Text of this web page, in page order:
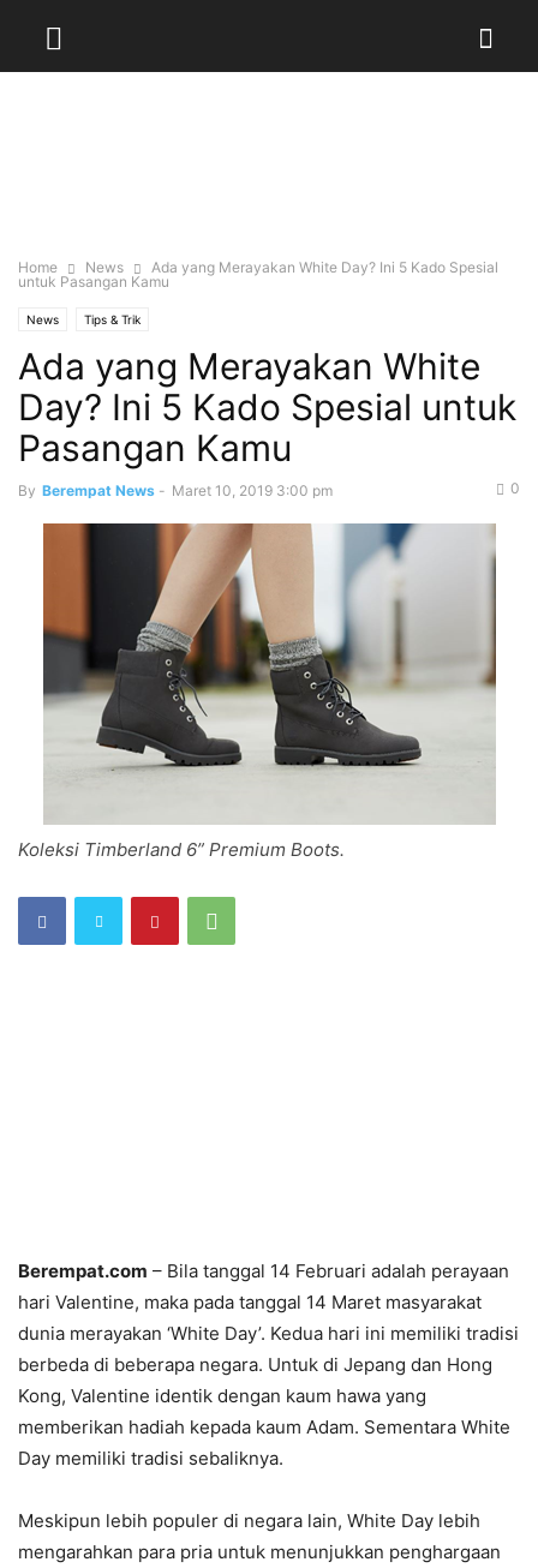
Home News
Ada yang Merayakan White Day? Ini 5 Kado Spesial
untuk Pasangan Kamu
News Tips & Trik
Ada yang Merayakan White
Day? Ini 5 Kado Spesial untuk
Pasangan Kamu
By Berempat News - Maret 10, 2019 3:00 pm 0
Koleksi Timberland 6” Premium Boots.
Berempat.com – Bila tanggal 14 Februari adalah perayaan
hari Valentine, maka pada tanggal 14 Maret masyarakat
dunia merayakan ‘White Day’. Kedua hari ini memiliki tradisi
berbeda di beberapa negara. Untuk di Jepang dan Hong
Kong, Valentine identik dengan kaum hawa yang
memberikan hadiah kepada kaum Adam. Sementara White
Day memiliki tradisi sebaliknya.
Meskipun lebih populer di negara lain, White Day lebih
mengarahkan para pria untuk menunjukkan penghargaan